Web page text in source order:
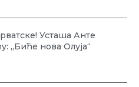
Усташа Анте
„Биће нова Олуја“